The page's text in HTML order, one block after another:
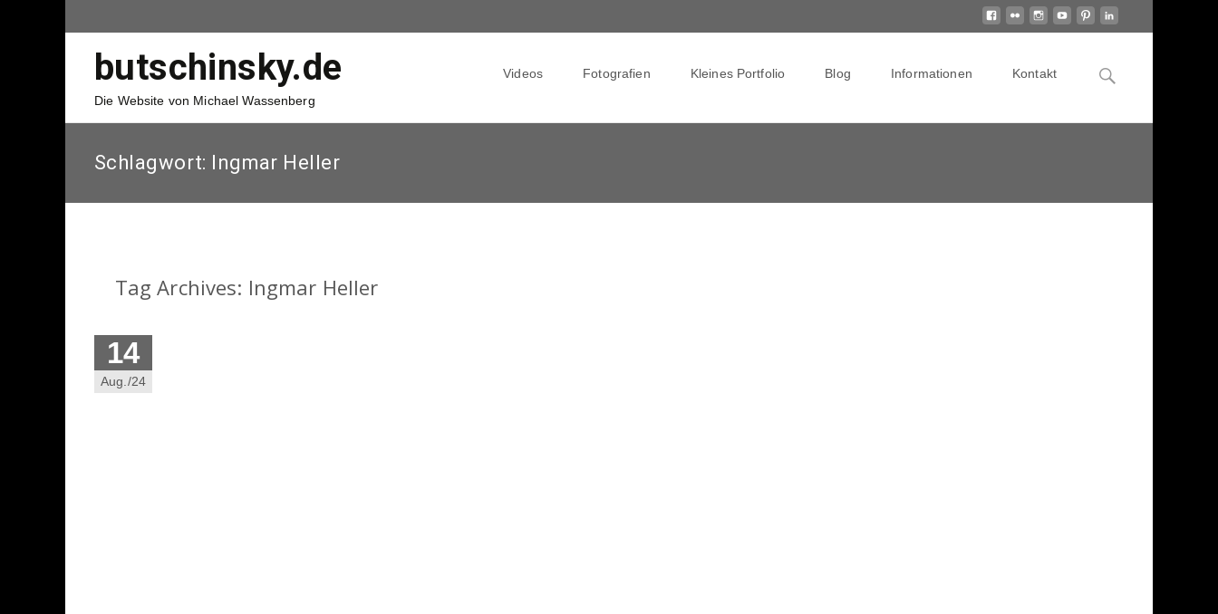
butschinsky.de
Die Website von Michael Wassenberg
Videos Fotografien Kleines Portfolio Blog Informationen Kontakt
Search
Schlagwort: Ingmar Heller
Tag Archives: Ingmar Heller
14
Aug./24